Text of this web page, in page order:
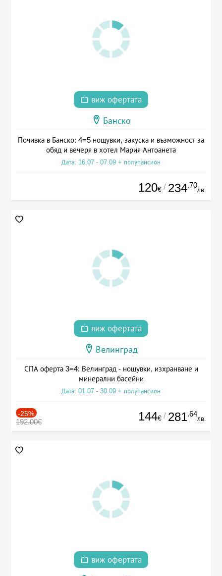
виж офертата
Банско
Почивка в Банско: 4=5 нощувки, закуска и възможност за
обяд и вечеря в хотел Мария Антоанета
Дата: 16.07 - 07.09 + полупансион
120€ / 234.70
лв.
виж офертата
Велинград
СПА оферта 3=4: Велинград - нощувки, изхранване и
минерални басейни
Дата: 01.07 - 30.09 + полупансион
-25%
192.00€ 144€ / 281.64
лв.
виж офертата